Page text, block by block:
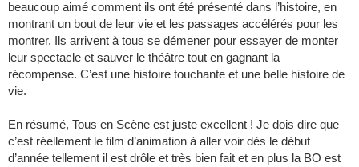
beaucoup aimé comment ils ont été présenté dans l’histoire, en
montrant un bout de leur vie et les passages accélérés pour les
montrer. Ils arrivent à tous se démener pour essayer de monter
leur spectacle et sauver le théâtre tout en gagnant la
récompense. C’est une histoire touchante et une belle histoire de
vie.
En résumé, Tous en Scène est juste excellent ! Je dois dire que
c’est réellement le film d’animation à aller voir dès le début
d’année tellement il est drôle et très bien fait et en plus la BO est